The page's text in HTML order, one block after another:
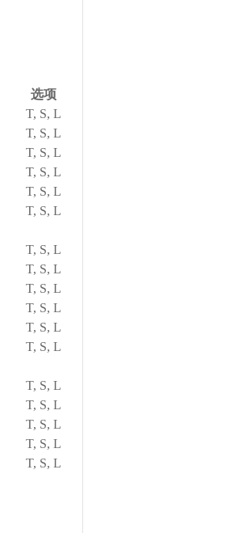
选项
T, S, L
T, S, L
T, S, L
T, S, L
T, S, L
T, S, L
T, S, L
T, S, L
T, S, L
T, S, L
T, S, L
T, S, L
T, S, L
T, S, L
T, S, L
T, S, L
T, S, L